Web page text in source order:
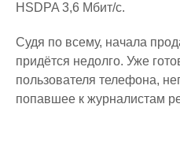
HSDPA 3,6 Мбит/с.
Судя по всему, начала
придётся недолго. Уже
пользователя телефона,
попавшее к журналистам